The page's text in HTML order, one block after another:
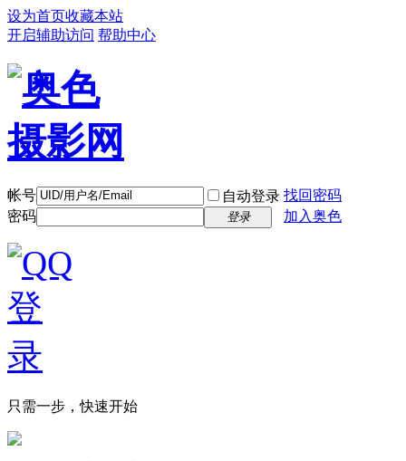
设为首页收藏本站
开启辅助访问 帮助中心
帐号 自动登录 找回密码
密码
登录 加入奥色
只需一步，快速开始